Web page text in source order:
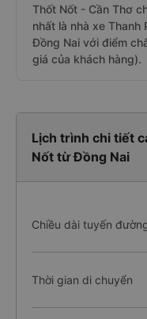
Thốt Nốt - Cần Thơ
nhất là nhà xe
Đồng Nai với điểm
giá của khách hàng).
Lịch trình chi tiết
Nốt từ Đồng Nai
Chiều dài tuyến
Thời gian di chuyển